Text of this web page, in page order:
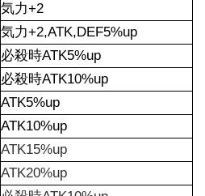
気力+2
気力+2,ATK,DEF5%up
必殺時ATK5%up
必殺時ATK10%up
ATK5%up
ATK10%up
ATK15%up
ATK20%up